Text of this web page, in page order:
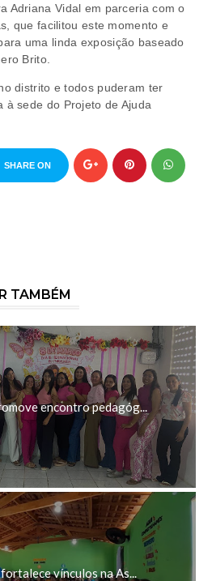
Adriana Vidal em parceria com o
que facilitou este momento e
uma linda exposição baseado
Brito.
distrito e todos puderam ter
à sede do Projeto de Ajuda
SHARE ON
TAMBÉM
encontro pedagóg...
vínculos na As...